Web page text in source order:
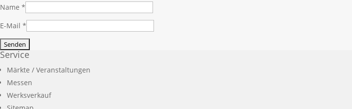
Name *
E-Mail *
Service
Märkte / Veranstaltungen
Messen
Werksverkauf